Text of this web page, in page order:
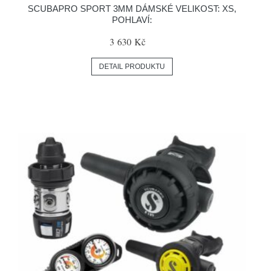
SCUBAPRO SPORT 3MM DÁMSKÉ VELIKOST: XS,
POHLAVÍ:
3 630 Kč
DETAIL PRODUKTU